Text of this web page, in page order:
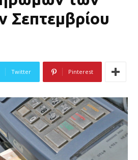
Σεπτεμβρίου
Twitter Pinterest